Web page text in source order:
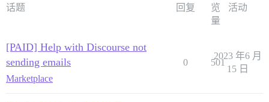
话题 回复
览
量
活动
[PAID] Help with Discourse not
sending emails
Marketplace
0 501
2023 年6 月
15 日